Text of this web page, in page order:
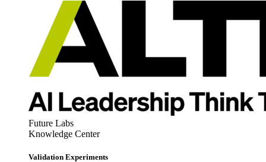
Future Labs
Knowledge Center
Validation Experiments